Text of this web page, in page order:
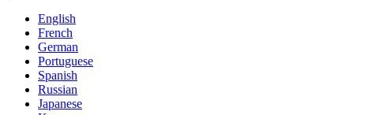
English
French
German
Portuguese
Spanish
Russian
Japanese